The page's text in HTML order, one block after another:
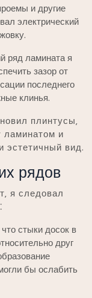
и другие
электрический
ряд ламината я
зазор от
последнего
клинья.
плинтусы‚
ламинатом и
эстетичный вид.
рядов
я следовал
стыки досок в
друг
бы ослабить